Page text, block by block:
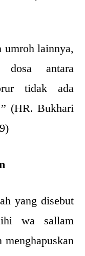
umroh lainnya,
dosa antara
tidak ada
(HR. Bukhari
yang disebut
wa sallam